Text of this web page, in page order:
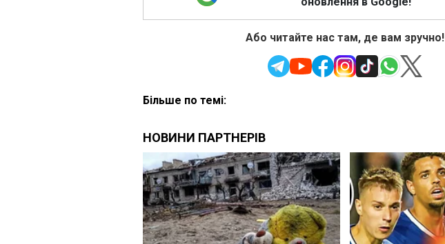
Або читайте нас там, де вам зручно!
Більше по темі: